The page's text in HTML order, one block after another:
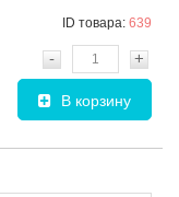
ID товара: 639
- +
В корзину